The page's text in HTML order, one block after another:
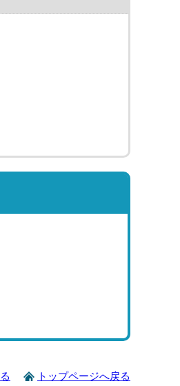
トップページへ戻る